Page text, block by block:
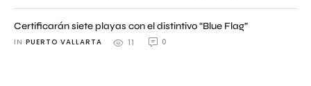
Certificarán siete playas con el distintivo “Blue Flag”
IN PUERTO VALLARTA 11 0